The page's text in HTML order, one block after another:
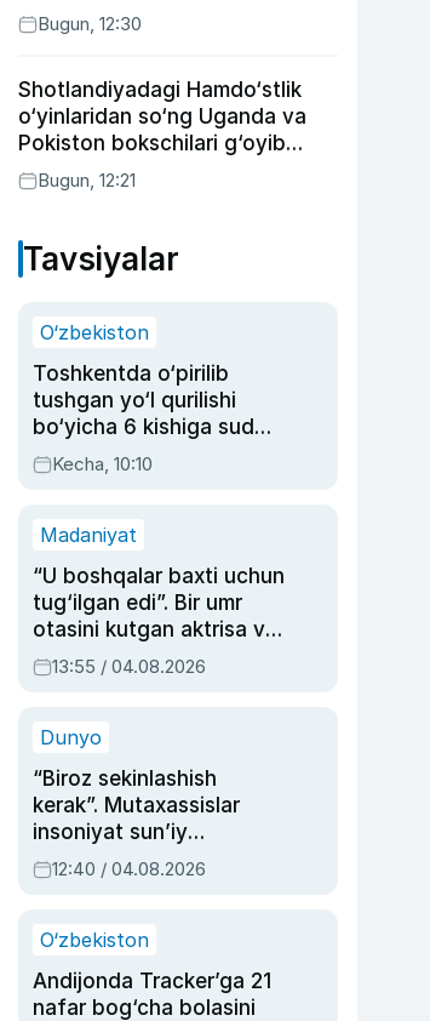
Bugun, 12:30
Shotlandiyadagi Hamdo‘stlik
o‘yinlaridan so‘ng Uganda va
Pokiston bokschilari g‘oyib
bo‘ldiBugun, 12:21
Tavsiyalar
O‘zbekiston
Toshkentda o‘pirilib
tushgan yo‘l qurilishi
bo‘yicha 6 kishiga sud
hukmi o‘qildi
Kecha, 10:10
Madaniyat
“U boshqalar baxti uchun
tug‘ilgan edi”. Bir umr
otasini kutgan aktrisa va
dublyaj ustasi Rimma
Ahmedovaning
13:55 / 04.08.2026
Dunyo
“Biroz sekinlashish
kerak”. Mutaxassislar
insoniyat sun’iy
intellektni boshqara
olmay qolishidan xavotir
12:40 / 04.08.2026
O‘zbekiston
Andijonda Tracker’ga 21
nafar bog‘cha bolasini